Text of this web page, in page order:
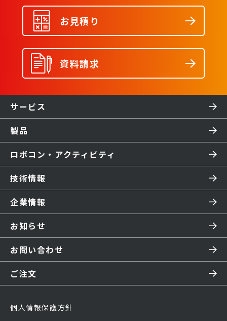
お見積り
資料請求
サービス
製品
ロボコン・アクティビティ
技術情報
企業情報
お知らせ
お問い合わせ
ご注文
個人情報保護方針